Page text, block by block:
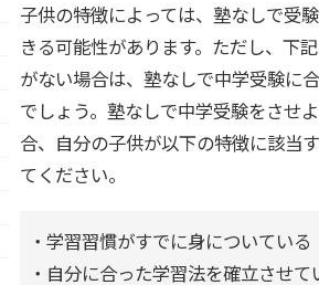
子供の特徴によっては、塾なしで受
きる可能性があります。ただし、下
がない場合は、塾なしで中学受験に
でしょう。塾なしで中学受験をさせ
合、自分の子供が以下の特徴に該当
てください。
・学習習慣がすでに身についている
・自分に合った学習法を確立させて